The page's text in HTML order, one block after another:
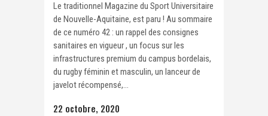
Le traditionnel Magazine du Sport Universitaire
de Nouvelle-Aquitaine, est paru ! Au sommaire
de ce numéro 42 : un rappel des consignes
sanitaires en vigueur , un focus sur les
infrastructures premium du campus bordelais,
du rugby féminin et masculin, un lanceur de
javelot récompensé,...
22 octobre, 2020